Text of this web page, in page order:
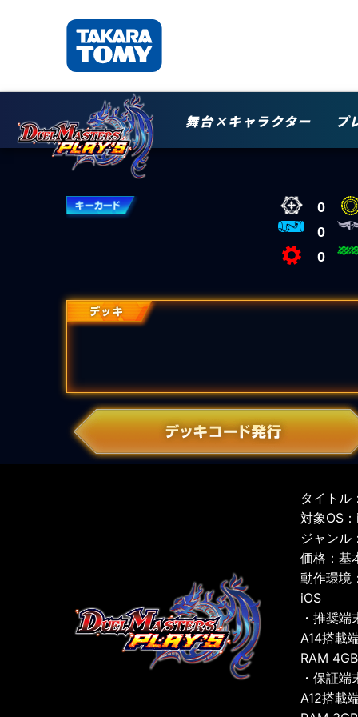
舞台×キャラクター プ
0
0
0
タイトル
対象OS
ジャンル
価格：基
動作環境
iOS
・推奨端
A14搭載
RAM
・保証端
A12搭載